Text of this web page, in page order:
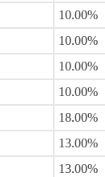
10.00%
10.00%
10.00%
10.00%
18.00%
13.00%
13.00%